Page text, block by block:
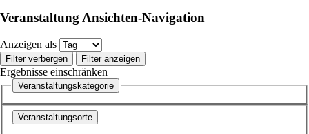
Veranstaltung Ansichten-Navigation
Anzeigen als
Filter verbergen Filter anzeigen
Ergebnisse einschränken
Veranstaltungskategorie
Veranstaltungsorte